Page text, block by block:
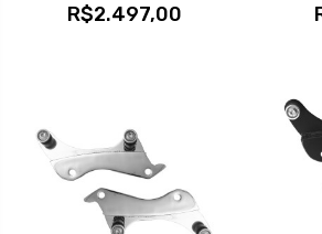
R$2.497,00